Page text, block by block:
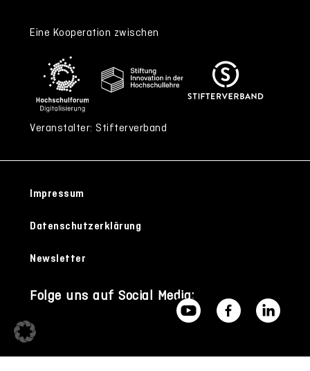
Eine Kooperation zwischen
Veranstalter: Stifterverband
Impressum
Datenschutzerklärung
Newsletter
Folge uns auf Social Media: